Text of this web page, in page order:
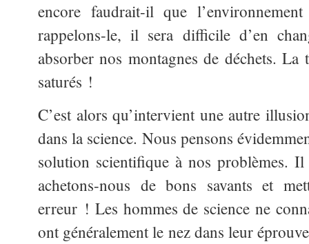
encore faudrait-il que
rappelons-le, il sera difficile d’en
absorber nos montagnes de déchets.
saturés !
C’est alors qu’intervient une autre
dans la science. Nous pensons
solution scientifique à nos problèmes.
achetons-nous de bons savants et
erreur ! Les hommes de science ne
ont généralement le nez dans leur